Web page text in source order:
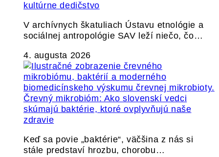
kultúrne dedičstvo
V archívnych škatuliach Ústavu etnológie a
sociálnej antropológie SAV leží niečo, čo…
4. augusta 2026
Črevný mikrobióm: Ako slovenskí vedci
skúmajú baktérie, ktoré ovplyvňujú naše
zdravie
Keď sa povie „baktérie“, väčšina z nás si
stále predstaví hrozbu, chorobu…